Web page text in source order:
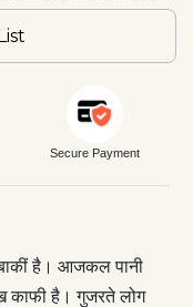
Secure Payment
है। आजकल पानी
काफी है। गुजरते लोग